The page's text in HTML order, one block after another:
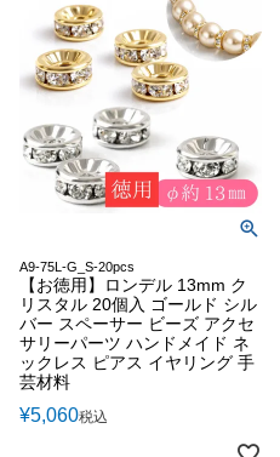
A9-75L-G_S-20pcs
【お徳用】ロンデル 13mm ク
リスタル 20個入 ゴールド シル
バー スペーサー ビーズ アクセ
サリーパーツ ハンドメイド ネ
ックレス ピアス イヤリング 手
芸材料
¥5,060税込